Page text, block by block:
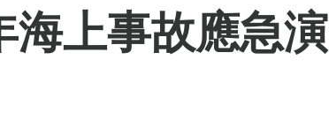
海上事故應急